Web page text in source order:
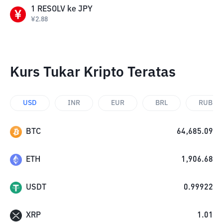
1 RESOLV ke JPY
¥2.88
Kurs Tukar Kripto Teratas
USD INR EUR BRL RUB
BTC 64,685.09
ETH 1,906.68
USDT 0.99922
XRP 1.01